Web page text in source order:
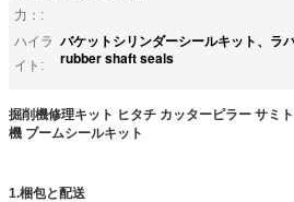
力：:
ハイラ
イト:
バケットシリンダーシールキット、ラ
rubber shaft seals
掘削機修理キット ヒタチ カッターピラー サミ
機 ブームシールキット
1.梱包と配送